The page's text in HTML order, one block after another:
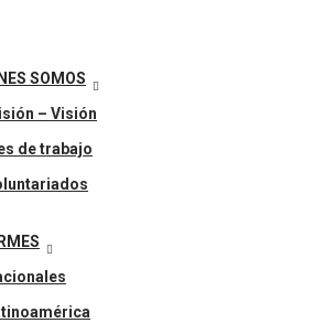
SOMOS
– Visión
de trabajo